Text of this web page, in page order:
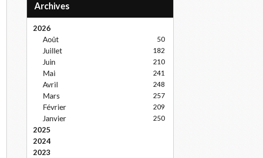
Archives
2026
Août
50
Juillet 182
Juin 210
Mai 241
Avril 248
Mars 257
Février 209
Janvier 250
2025
2024
2023